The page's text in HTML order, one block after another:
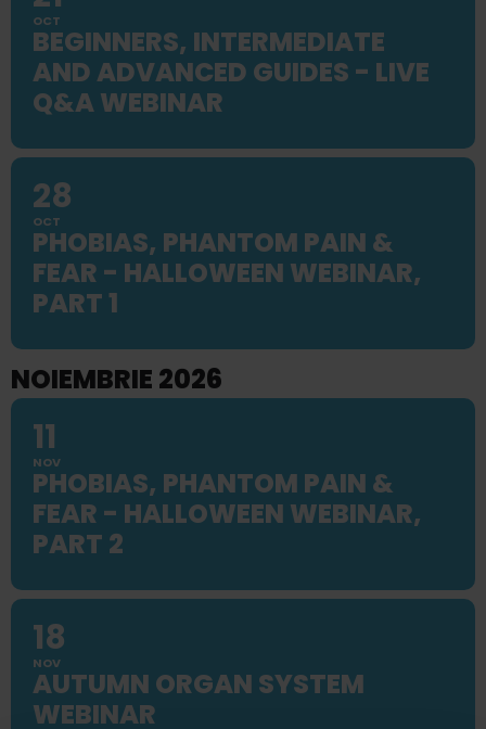
OCT
BEGINNERS, INTERMEDIATE
AND ADVANCED GUIDES - LIVE
Q&A WEBINAR
28
OCT
PHOBIAS, PHANTOM PAIN &
FEAR - HALLOWEEN WEBINAR,
PART 1
NOIEMBRIE 2026
11
NOV
PHOBIAS, PHANTOM PAIN &
FEAR - HALLOWEEN WEBINAR,
PART 2
18
NOV
AUTUMN ORGAN SYSTEM
WEBINAR